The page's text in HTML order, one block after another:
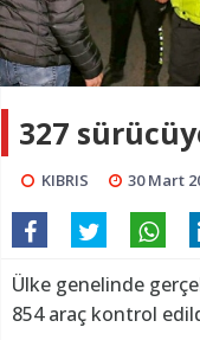
327
KIBRIS 30 Mart
Ülke genelinde
854 araç kontrol